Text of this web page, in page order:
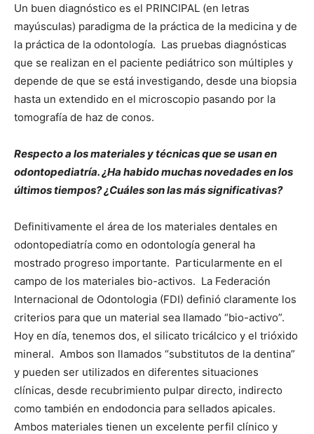
Un buen diagnóstico es el PRINCIPAL (en letras
mayúsculas) paradigma de la práctica de la medicina y de
la práctica de la odontología. Las pruebas diagnósticas
que se realizan en el paciente pediátrico son múltiples y
depende de que se está investigando, desde una biopsia
hasta un extendido en el microscopio pasando por la
tomografía de haz de conos.
Respecto a los materiales y técnicas que se usan en
odontopediatría. ¿Ha habido muchas novedades en los
últimos tiempos? ¿Cuáles son las más significativas?
Definitivamente el área de los materiales dentales en
odontopediatría como en odontología general ha
mostrado progreso importante. Particularmente en el
campo de los materiales bio-activos. La Federación
Internacional de Odontologia (FDI) definió claramente los
criterios para que un material sea llamado “bio-activo”.
Hoy en día, tenemos dos, el silicato tricálcico y el trióxido
mineral. Ambos son llamados “substitutos de la dentina”
y pueden ser utilizados en diferentes situaciones
clínicas, desde recubrimiento pulpar directo, indirecto
como también en endodoncia para sellados apicales.
Ambos materiales tienen un excelente perfil clínico y